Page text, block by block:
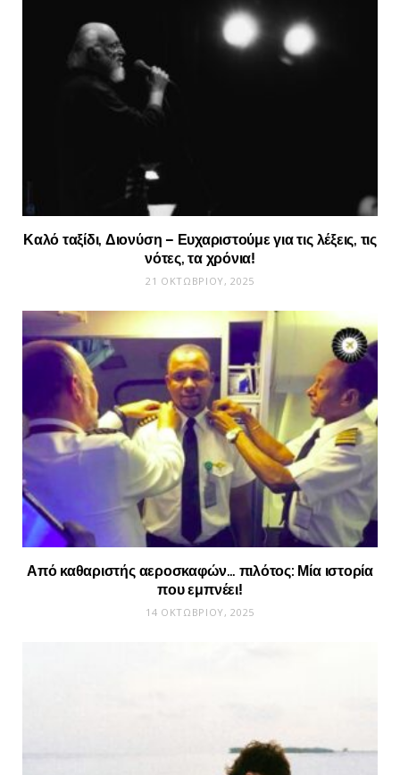
Καλό ταξίδι, Διονύση – Ευχαριστούμε για τις λέξεις, τις
νότες, τα χρόνια!
21 ΟΚΤΩΒΡΊΟΥ, 2025
Από καθαριστής αεροσκαφών… πιλότος: Μία ιστορία
που εμπνέει!
14 ΟΚΤΩΒΡΊΟΥ, 2025